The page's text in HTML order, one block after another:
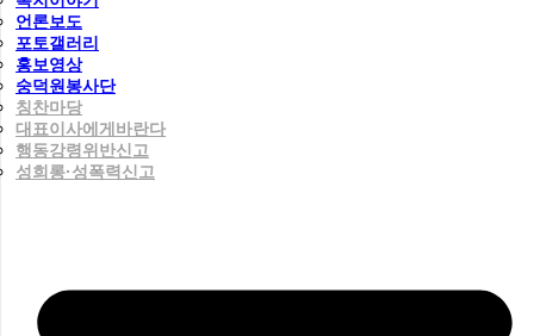
언론보도
포토갤러리
홍보영상
숭덕원봉사단
칭찬마당
대표이사에게바란다
행동강령위반신고
성희롱·성폭력신고